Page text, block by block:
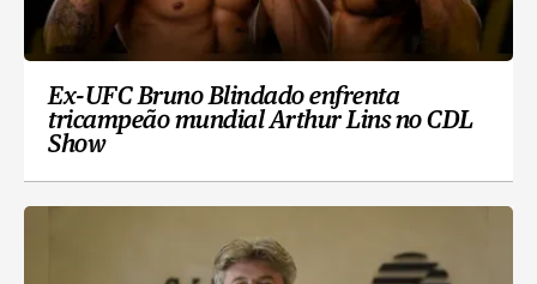
Ex-UFC Bruno Blindado enfrenta
tricampeão mundial Arthur Lins no CDL
Show